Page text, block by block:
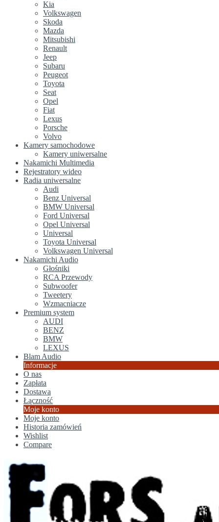
Kia
Volkswagen
Skoda
Mazda
Mitsubishi
Renault
Jeep
Subaru
Peugeot
Toyota
Seat
Opel
Fiat
Lexus
Porsche
Volvo
Kamery samochodowe
Kamery uniwersalne
Nakamichi Multimedia
Rejestratory wideo
Radia uniwersalne
Audi
Benz Universal
BMW Universal
Ford Universal
Opel Universal
Universal
Toyota Universal
Volkswagen Universal
Nakamichi Audio
Głośniki
RCA Przewody
Subwoofer
Tweetery
Wzmacniacze
Premium system
AUDI
BENZ
BMW
LEXUS
Blam Audio
Informacje
O nas
Zapłata
Dostawa
Łączność
Moje konto
Moje konto
Historia zamówień
Wishlist
Compare